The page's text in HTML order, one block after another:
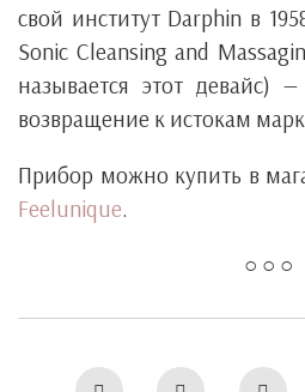
свой институт Darphin в
Sonic Cleansing and
называется этот девайс)
возвращение к истокам
Прибор можно купить в
Feelunique.
○ ○ ○